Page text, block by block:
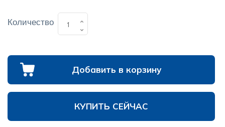
Количество
Добавить в корзину
КУПИТЬ СЕЙЧАС